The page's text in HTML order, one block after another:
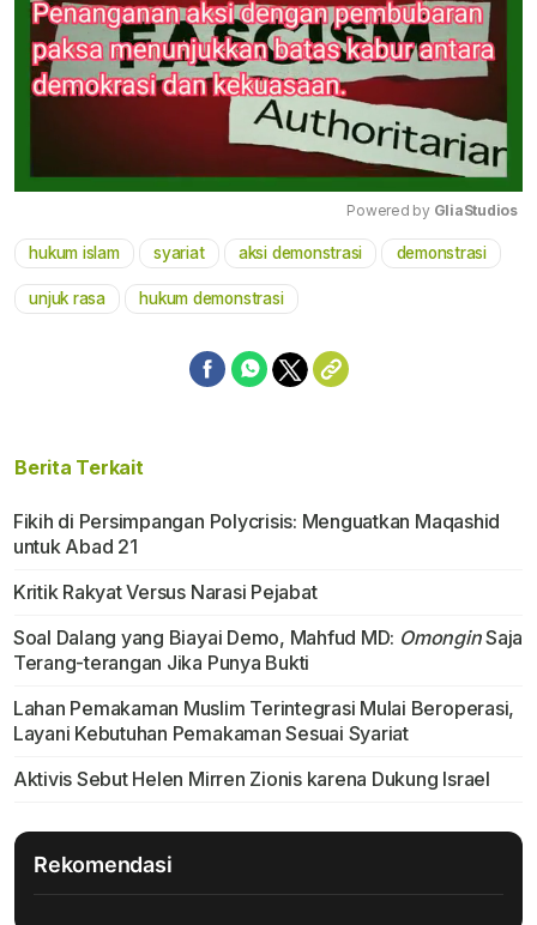
Mute
Powered by GliaStudios
hukum islam syariat aksi demonstrasi demonstrasi
unjuk rasa hukum demonstrasi
Berita Terkait
Fikih di Persimpangan Polycrisis: Menguatkan Maqashid
untuk Abad 21
Kritik Rakyat Versus Narasi Pejabat
Soal Dalang yang Biayai Demo, Mahfud MD: OmonginSaja
Terang-terangan Jika Punya Bukti
Lahan Pemakaman Muslim Terintegrasi Mulai Beroperasi,
Layani Kebutuhan Pemakaman Sesuai Syariat
Aktivis Sebut Helen Mirren Zionis karena Dukung Israel
Rekomendasi